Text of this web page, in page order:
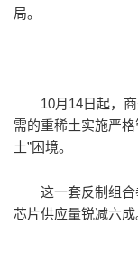
局。
10月14日起，
需的重稀土实施严
土”困境。
这一套反制组
芯片供应量锐减六成